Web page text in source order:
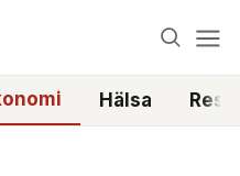
Hälsa